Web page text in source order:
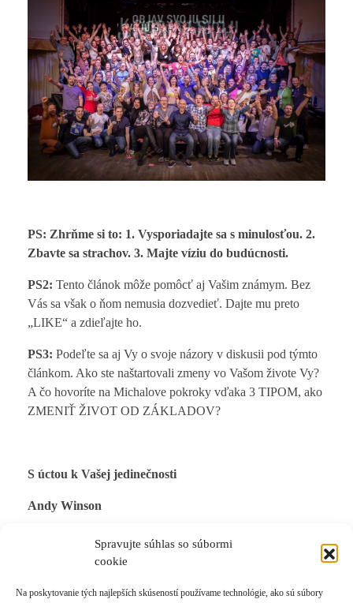
Spravujte súhlas so súbormi
cookie
Na poskytovanie tých najlepších skúseností používame technológie, ako sú súbory
PS: Zhrňme si to: 1. Vysporiadajte sa s minulosťou. 2.
Zbavte sa strachov. 3. Majte víziu do budúcnosti.
PS2: Tento článok môže pomôcť aj Vašim známym. Bez
Vás sa však o ňom nemusia dozvedieť. Dajte mu preto
„LIKE“ a zdieľajte ho.
PS3: Podeľte sa aj Vy o svoje názory v diskusii pod týmto
článkom. Ako ste naštartovali zmeny vo Vašom živote Vy?
A čo hovoríte na Michalove pokroky vďaka 3 TIPOM, ako
ZMENIŤ ŽIVOT OD ZÁKLADOV?
S úctou k Vašej jedinečnosti
Andy Winson